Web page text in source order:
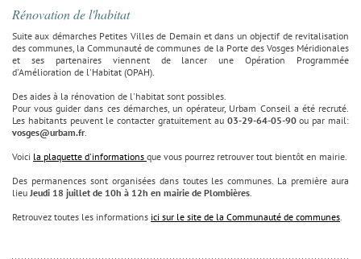
Rénovation de l'habitat
Suite aux démarches Petites Villes de Demain et dans un objectif de revitalisation
des communes, la Communauté de communes de la Porte des Vosges Méridionales
et ses partenaires viennent de lancer une Opération Programmée
d'Amélioration de l'Habitat (OPAH).
Des aides à la rénovation de l'habitat sont possibles.
Pour vous guider dans ces démarches, un opérateur, Urbam Conseil a été recruté.
Les habitants peuvent le contacter gratuitement au 03-29-64-05-90ou par mail:
vosges@urbam.fr.
Voici la plaquette d'informations que vous pourrez retrouver tout bientôt en mairie.
Des permanences sont organisées dans toutes les communes. La première aura
lieu Jeudi 18 juillet de 10h à 12h en mairie de Plombières.
Retrouvez toutes les informations ici sur le site de la Communauté de communes.